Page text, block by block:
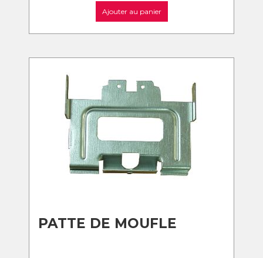
Ajouter au panier
PATTE DE MOUFLE